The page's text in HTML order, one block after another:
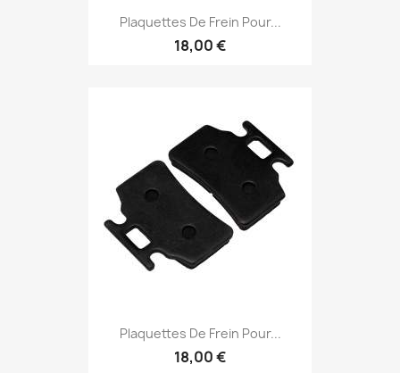
Plaquettes De Frein Pour...
18,00 €
Plaquettes De Frein Pour...
18,00 €